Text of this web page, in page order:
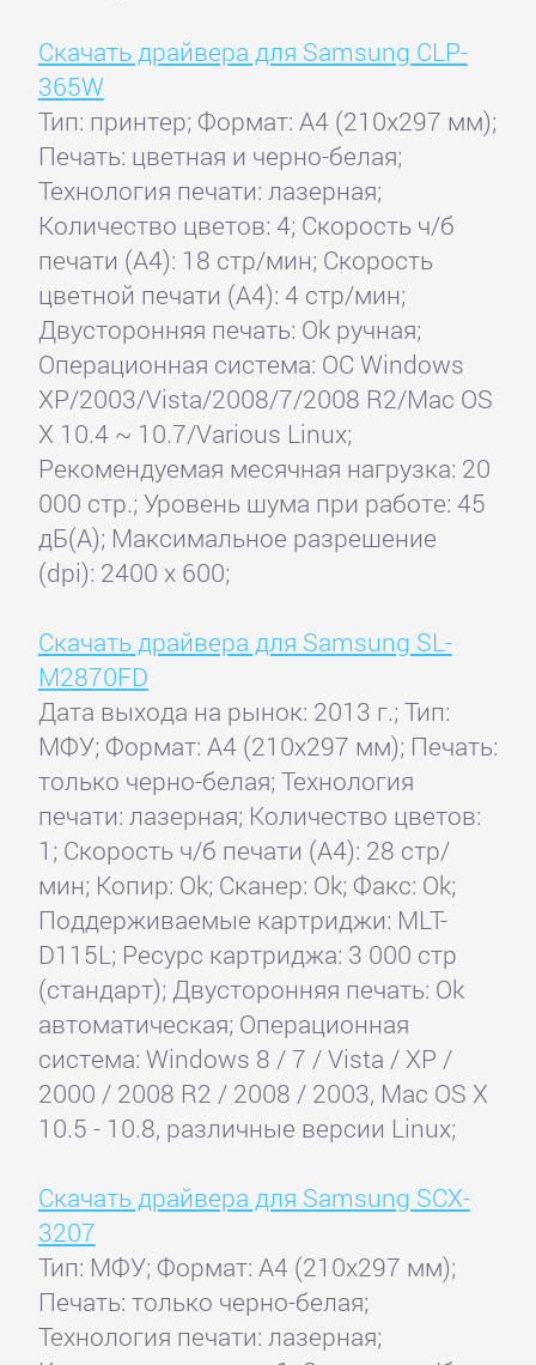
Скачать драйвера для Samsung CLP-
365W
Тип: принтер; Формат: A4 (210x297 мм);
Печать: цветная и черно-белая;
Технология печати: лазерная;
Количество цветов: 4; Скорость ч/б
печати (А4): 18 стр/мин; Скорость
цветной печати (А4): 4 стр/мин;
Двусторонняя печать: Ok ручная;
Операционная система: ОС Windows
XP/2003/Vista/2008/7/2008 R2/Mac OS
X 10.4 ~ 10.7/Various Linux;
Рекомендуемая месячная нагрузка: 20
000 стр.; Уровень шума при работе: 45
дБ(А); Максимальное разрешение
(dpi): 2400 x 600;
Скачать драйвера для Samsung SL-
M2870FD
Дата выхода на рынок: 2013 г.; Тип:
МФУ; Формат: A4 (210x297 мм); Печать:
только черно-белая; Технология
печати: лазерная; Количество цветов:
1; Скорость ч/б печати (А4): 28 стр/
мин; Копир: Ok; Сканер: Ok; Факс: Ok;
Поддерживаемые картриджи: MLT-
D115L; Ресурс картриджа: 3 000 стр
(стандарт); Двусторонняя печать: Ok
автоматическая; Операционная
система: Windows 8 / 7 / Vista / XP /
2000 / 2008 R2 / 2008 / 2003, Mac OS X
10.5 - 10.8, различные версии Linux;
Скачать драйвера для Samsung SCX-
3207
Тип: МФУ; Формат: A4 (210x297 мм);
Печать: только черно-белая;
Технология печати: лазерная;